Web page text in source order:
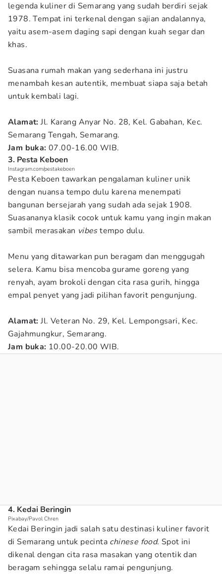
legenda kuliner di Semarang yang sudah berdiri sejak
1978. Tempat ini terkenal dengan sajian andalannya,
yaitu asem-asem daging sapi dengan kuah segar dan
khas.
Suasana rumah makan yang sederhana ini justru
menambah kesan autentik, membuat siapa saja betah
untuk kembali lagi.
Alamat: Jl. Karang Anyar No. 28, Kel. Gabahan, Kec.
Semarang Tengah, Semarang.
Jam buka: 07.00-16.00 WIB.
3. Pesta Keboen
Instagram.com/pestakeboen
Pesta Keboen tawarkan pengalaman kuliner unik
dengan nuansa tempo dulu karena menempati
bangunan bersejarah yang sudah ada sejak 1908.
Suasananya klasik cocok untuk kamu yang ingin makan
sambil merasakan vibestempo dulu.
Menu yang ditawarkan pun beragam dan menggugah
selera. Kamu bisa mencoba gurame goreng yang
renyah, ayam brokoli dengan cita rasa gurih, hingga
empal penyet yang jadi pilihan favorit pengunjung.
Alamat: Jl. Veteran No. 29, Kel. Lempongsari, Kec.
Gajahmungkur, Semarang.
Jam buka: 10.00-20.00 WIB.
4. Kedai Beringin
Pixabay/Pavol Chren
Kedai Beringin jadi salah satu destinasi kuliner favorit
di Semarang untuk pecinta chinese food. Spot ini
dikenal dengan cita rasa masakan yang otentik dan
beragam sehingga selalu ramai pengunjung.